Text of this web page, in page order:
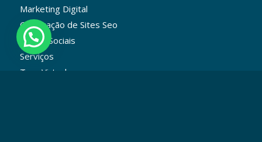
Marketing Digital
Otimização de Sites Seo
Redes Sociais
Serviços
Tour Virtual